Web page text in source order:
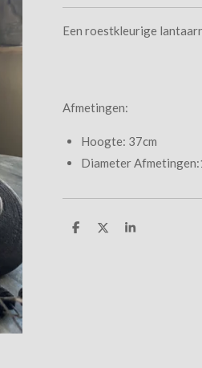
Een roestkleurige
Afmetingen:
Hoogte: 37cm
Diameter
D
D
S